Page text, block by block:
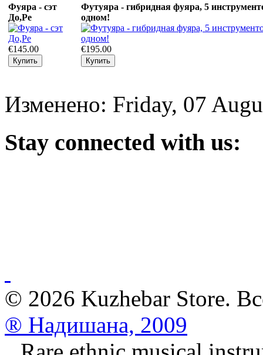
Фуяра - сэт
До,Ре
€145.00
Футуяра - гибридная фуяра, 5
одном!
€195.00
Изменено: Friday, 07
Stay connected with us:
© 2026 Kuzhebar Store.
® Надишана, 2009